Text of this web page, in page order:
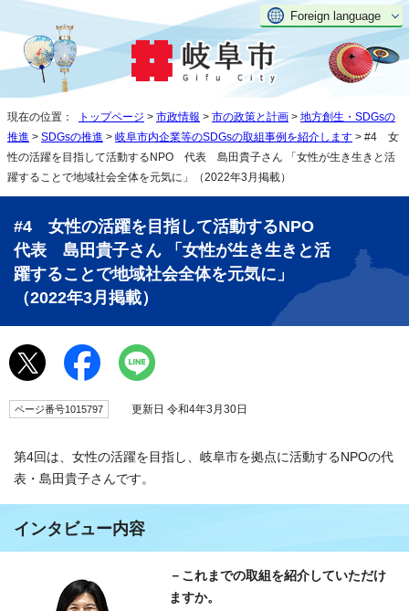
Foreign language
現在の位置： トップページ > 市政情報 > 市の政策と計画 > 地方創生・SDGsの
推進 > SDGsの推進 > 岐阜市内企業等のSDGsの取組事例を紹介します > #4 女
性の活躍を目指して活動するNPO 代表 島田貴子さん 「女性が生き生きと活
躍することで地域社会全体を元気に」（2022年3月掲載）
#4 女性の活躍を目指して活動するNPO
代表 島田貴子さん 「女性が生き生きと活
躍することで地域社会全体を元気に」
（2022年3月掲載）
ページ番号1015797 更新日 令和4年3月30日
第4回は、女性の活躍を目指し、岐阜市を拠点に活動するNPOの代
表・島田貴子さんです。
インタビュー内容
－これまでの取組を紹介していただけ
ますか。